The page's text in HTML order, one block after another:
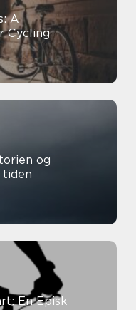
A
Cycling
og
tiden
En Episk